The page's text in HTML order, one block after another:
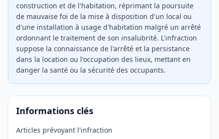
construction et de l'habitation, réprimant la poursuite
de mauvaise foi de la mise à disposition d'un local ou
d'une installation à usage d'habitation malgré un arrêté
ordonnant le traitement de son insalubrité. L'infraction
suppose la connaissance de l'arrêté et la persistance
dans la location ou l'occupation des lieux, mettant en
danger la santé ou la sécurité des occupants.
Informations clés
Articles prévoyant l'infraction